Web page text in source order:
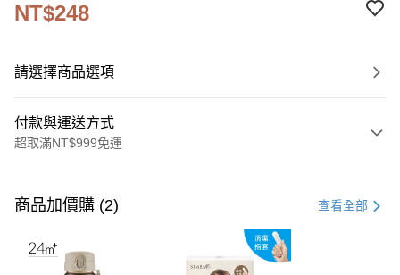
NT$248
請選擇商品選項
付款與運送方式
超取滿NT$999免運
信用卡一次付款
Apple Pay
商品加價購 (2) 查看全部